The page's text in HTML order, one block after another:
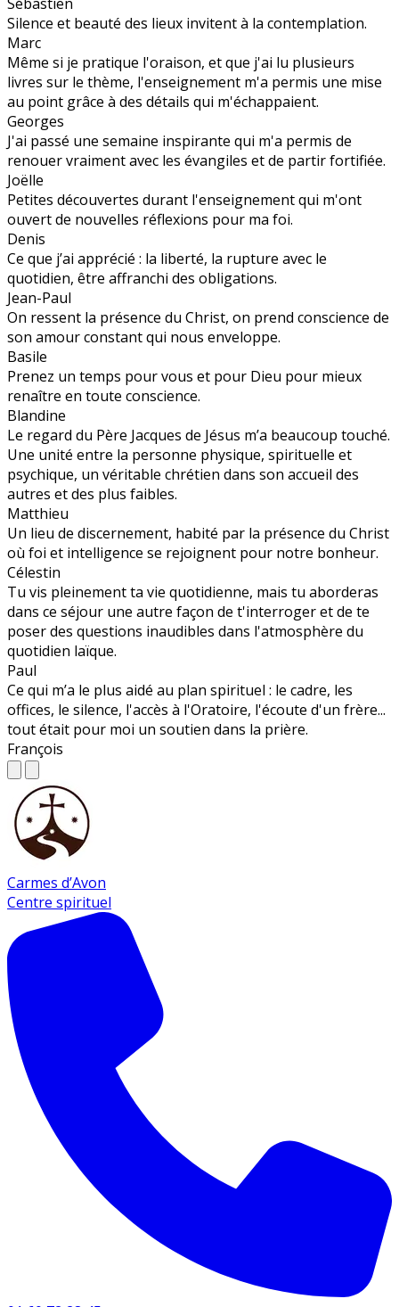
Silence et beauté des lieux invitent à la contemplation.
Marc
Même si je pratique l'oraison, et que j'ai lu plusieurs
livres sur le thème, l'enseignement m'a permis une mise
au point grâce à des détails qui m'échappaient.
Georges
J'ai passé une semaine inspirante qui m'a permis de
renouer vraiment avec les évangiles et de partir fortifiée.
Joëlle
Petites découvertes durant l'enseignement qui m'ont
ouvert de nouvelles réflexions pour ma foi.
Denis
Ce que j’ai apprécié : la liberté, la rupture avec le
quotidien, être affranchi des obligations.
Jean-Paul
On ressent la présence du Christ, on prend conscience de
son amour constant qui nous enveloppe.
Basile
Prenez un temps pour vous et pour Dieu pour mieux
renaître en toute conscience.
Blandine
Le regard du Père Jacques de Jésus m’a beaucoup touché.
Une unité entre la personne physique, spirituelle et
psychique, un véritable chrétien dans son accueil des
autres et des plus faibles.
Matthieu
Un lieu de discernement, habité par la présence du Christ
où foi et intelligence se rejoignent pour notre bonheur.
Célestin
Tu vis pleinement ta vie quotidienne, mais tu aborderas
dans ce séjour une autre façon de t'interroger et de te
poser des questions inaudibles dans l'atmosphère du
quotidien laïque.
Paul
Ce qui m’a le plus aidé au plan spirituel : le cadre, les
offices, le silence, l'accès à l'Oratoire, l'écoute d'un frère...
tout était pour moi un soutien dans la prière.
François
Carmes d’Avon
Centre spirituel